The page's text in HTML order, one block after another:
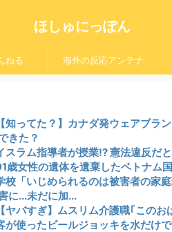
ほしゅにっぽん
ねる 海外の反応アンテナ
【知ってた？】カナダ発ウェアブ
きた？
スラム指導者が授業!? 憲法違反だ
歳女性の遺体を遺棄したベトナム
校「いじめられるのは被害者の家
に...未だに加...
【ヤバすぎ】ムスリム介護職｢この
が使ったビールジョッキを水だけ